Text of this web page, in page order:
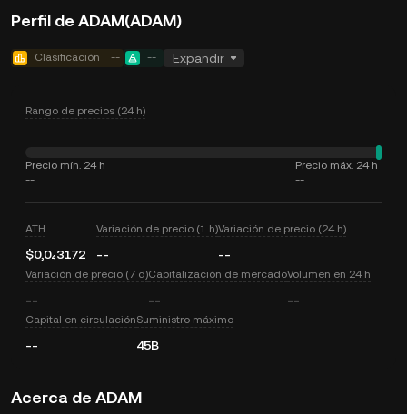
Perfil de ADAM(ADAM)
Clasificación -- -- Expandir
Rango de precios (24 h)
Precio mín. 24 h
--
Precio máx. 24 h
--
ATH
$0,0₄3172
Variación de precio (1 h)
--
Variación de precio (24 h)
--
Variación de precio (7 d)
--
Capitalización de mercado
--
Volumen en 24 h
--
Capital en circulación
--
Suministro máximo
45B
Acerca de ADAM